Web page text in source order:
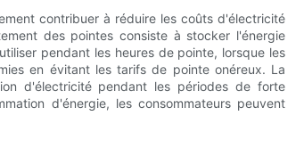
contribuer à réduire les coûts d'électricité
des pointes consiste à stocker l'énergie
pendant les heures de pointe, lorsque les
en évitant les tarifs de pointe onéreux. La
d'électricité pendant les périodes de forte
d'énergie, les consommateurs peuvent